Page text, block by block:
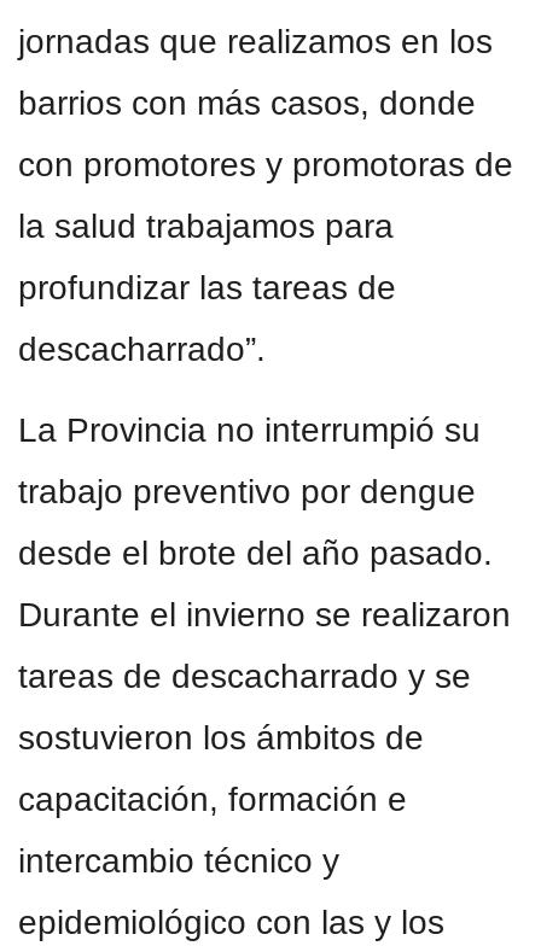
jornadas que realizamos en los
barrios con más casos, donde
con promotores y promotoras de
la salud trabajamos para
profundizar las tareas de
descacharrado”.
La Provincia no interrumpió su
trabajo preventivo por dengue
desde el brote del año pasado.
Durante el invierno se realizaron
tareas de descacharrado y se
sostuvieron los ámbitos de
capacitación, formación e
intercambio técnico y
epidemiológico con las y los